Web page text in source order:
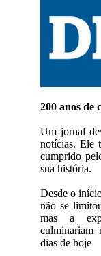
200 anos de
Um jornal
notícias. Ele
cumprido
sua história.
Desde o
não se
mas a
culminariam
dias de hoje